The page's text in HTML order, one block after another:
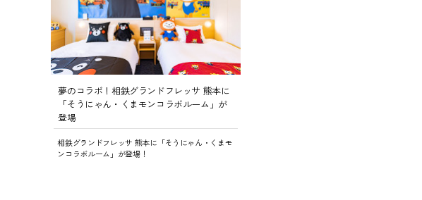
夢のコラボ！相鉄グランドフレッサ 熊本に
「そうにゃん・くまモンコラボルーム」が
登場
相鉄グランドフレッサ 熊本に「そうにゃん・くまモ
ンコラボルーム」が登場！